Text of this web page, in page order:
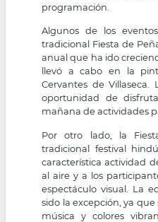
programación.
Algunos de los
tradicional Fiesta de
anual que ha ido
llevó a cabo en la
Cervantes de Villaseca.
oportunidad de
mañana de actividades
Por otro lado, la
tradicional festival
característica actividad
al aire y a los
espectáculo visual. La
sido la excepción, ya
música y colores